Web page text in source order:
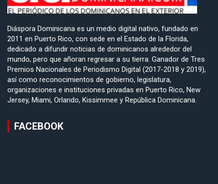
Diáspora Dominicana es un medio digital nativo, fundado en
2011 en Puerto Rico, con sede en el Estado de la Florida,
dedicado a difundir noticias de dominicanos alrededor del
mundo, pero que añoran regresar a su tierra. Ganador de Tres
Premios Nacionales de Periodismo Digital (2017-2018 y 2019),
así como reconocimientos de gobierno, legislatura,
organizaciones e instituciones privadas en Puerto Rico, New
Jersey, Miami, Orlando, Kissimmee y República Dominicana.
FACEBOOK